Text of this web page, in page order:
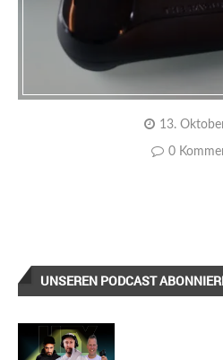
13.
0
UNSEREN PODCAST